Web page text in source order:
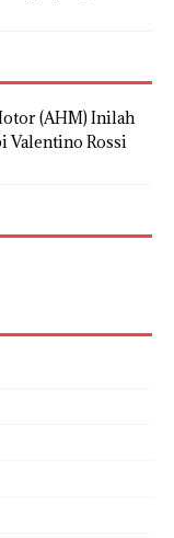
(AHM) Inilah
Valentino Rossi